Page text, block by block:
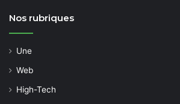
Nos rubriques
Une
Web
High-Tech